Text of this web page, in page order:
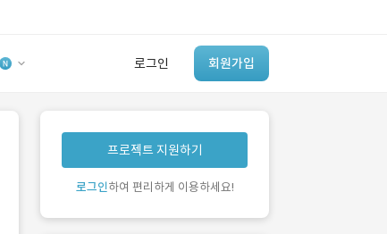
로그인 회원가입
유사사례 검색 AI
‘이런 거’ 만들어본
개발 회사 있어?
프로젝트 지원하기
로그인하여 편리하게 이용하세요!